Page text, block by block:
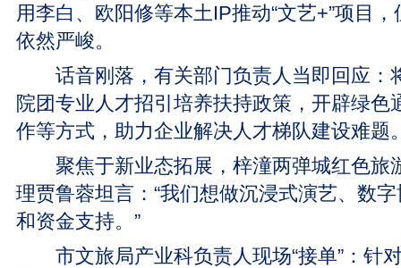
用李白、欧阳修等本土IP推动“文艺+”项目
依然严峻。
话音刚落，有关部门负责人当即回应：
院团专业人才招引培养扶持政策，开辟绿色
作等方式，助力企业解决人才梯队建设难题
聚焦于新业态拓展，梓潼两弹城红色旅
理贾鲁蓉坦言：“我们想做沉浸式演艺、数
和资金支持。”
市文旅局产业科负责人现场“接单”：针